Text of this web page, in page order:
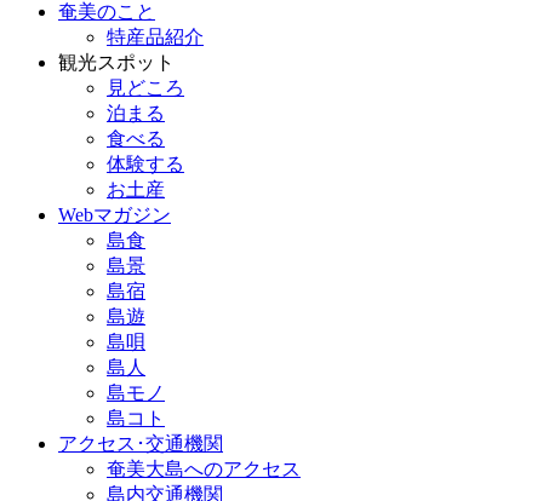
奄美のこと
特産品紹介
観光スポット
見どころ
泊まる
食べる
体験する
お土産
Webマガジン
島食
島景
島宿
島遊
島唄
島人
島モノ
島コト
アクセス･交通機関
奄美大島へのアクセス
島内交通機関